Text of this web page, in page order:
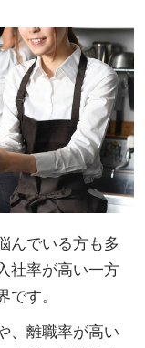
んでいる方も多
社率が高い一方
す。
、離職率が高い